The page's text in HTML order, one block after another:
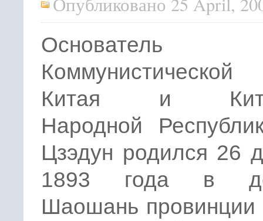
Основатель
Коммунистической
Китая и
Народной
Цзэдун родился 26
1893 года в
Шаошань провинции